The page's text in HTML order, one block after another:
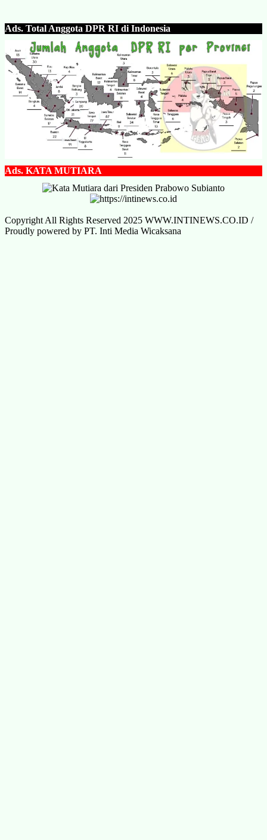
Ads. Total Anggota DPR RI di Indonesia
Ads. KATA MUTIARA
Copyright All Rights Reserved 2025 WWW.INTINEWS.CO.ID /
Proudly powered by PT. Inti Media Wicaksana